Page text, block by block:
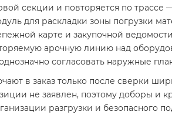
секции и повторяется по трассе
для раскладки зоны погрузки
карте и закупочной ведомости
арочную линию над
согласовать наружные
в заказ только после сверки
не заявлен, поэтому доборы и
разгрузки и